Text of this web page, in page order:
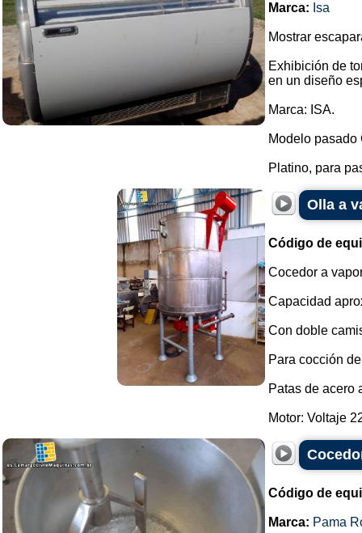
Marca: Isa
Mostrar
Exhibición de
en un diseño
Marca: ISA.
Modelo pasado
Platino, para
Olla a
Código de
Cocedor a
Capacidad
Con doble
Para cocción
Patas de acero
Motor: Voltaje
Código de
Marca: Pama